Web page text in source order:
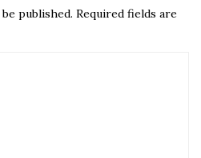
published. Required fields are